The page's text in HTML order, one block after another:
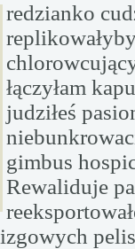
redzianko
łączyłam
judziłeś
gimbus
Rewaliduje